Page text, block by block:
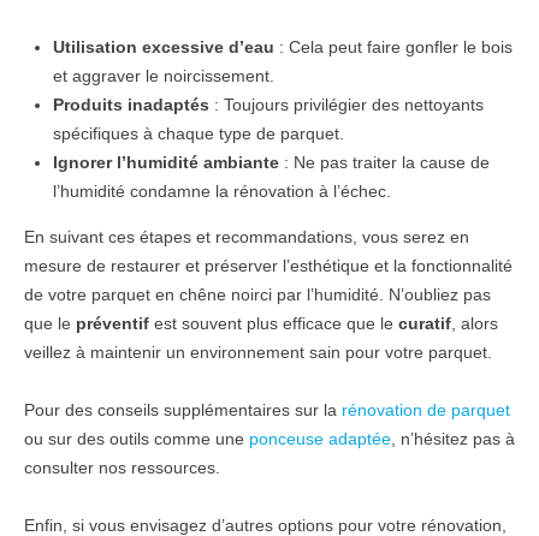
Utilisation excessive d’eau : Cela peut faire gonfler le bois
et aggraver le noircissement.
Produits inadaptés : Toujours privilégier des nettoyants
spécifiques à chaque type de parquet.
Ignorer l’humidité ambiante : Ne pas traiter la cause de
l’humidité condamne la rénovation à l’échec.
En suivant ces étapes et recommandations, vous serez en
mesure de restaurer et préserver l’esthétique et la fonctionnalité
de votre parquet en chêne noirci par l’humidité. N’oubliez pas
que le préventif est souvent plus efficace que le curatif , alors
veillez à maintenir un environnement sain pour votre parquet.
Pour des conseils supplémentaires sur la rénovation de parquet
ou sur des outils comme une ponceuse adaptée , n’hésitez pas à
consulter nos ressources.
Enfin, si vous envisagez d’autres options pour votre rénovation,